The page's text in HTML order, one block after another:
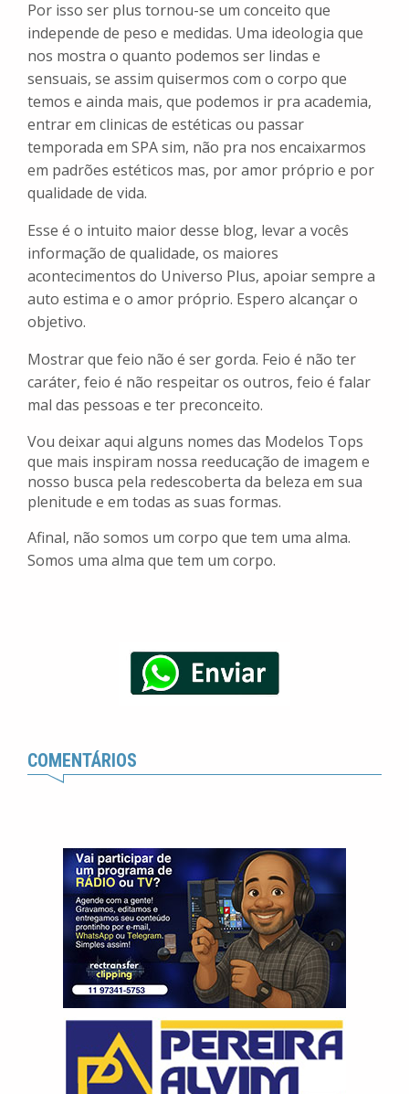
Por isso ser plus tornou-se um conceito que
independe de peso e medidas. Uma ideologia que
nos mostra o quanto podemos ser lindas e
sensuais, se assim quisermos com o corpo que
temos e ainda mais, que podemos ir pra academia,
entrar em clinicas de estéticas ou passar
temporada em SPA sim, não pra nos encaixarmos
em padrões estéticos mas, por amor próprio e por
qualidade de vida.
Esse é o intuito maior desse blog, levar a vocês
informação de qualidade, os maiores
acontecimentos do Universo Plus, apoiar sempre a
auto estima e o amor próprio. Espero alcançar o
objetivo.
Mostrar que feio não é ser gorda. Feio é não ter
caráter, feio é não respeitar os outros, feio é falar
mal das pessoas e ter preconceito.
Vou deixar aqui alguns nomes das Modelos Tops
que mais inspiram nossa reeducação de imagem e
nosso busca pela redescoberta da beleza em sua
plenitude e em todas as suas formas.
Afinal, não somos um corpo que tem uma alma.
Somos uma alma que tem um corpo.
COMENTÁRIOS